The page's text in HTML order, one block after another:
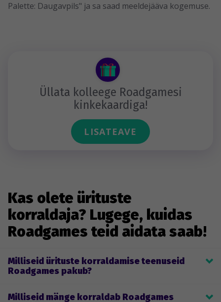
Palette: Daugavpils" ja sa saad meeldejääva kogemuse.
Üllata kolleege Roadgamesi
kinkekaardiga!
LISATEAVE
Kas olete ürituste
korraldaja? Lugege, kuidas
Roadgames teid aidata saab!
Milliseid ürituste korraldamise teenuseid
Roadgames pakub?
temaatiliste firmaürituste ja meeskonnatöö mängude
Milliseid mänge korraldab Roadgames